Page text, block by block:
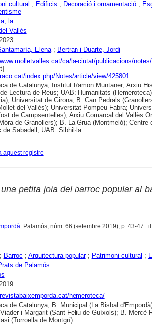
cultural ; Edificis ; Decoració i ornamentació;
la
Vallès
Elena; Bertran i Duarte, Jordi
ca/la-ciutat/publicacions/
index.php/Notes/article/view/425801
de Catalunya; Institut Ramon Muntaner; Arxiu
Lectura de Reus; UAB: Humanitats
Universitat de Girona; B. Can Pedrals
del Vallès); Universitat Pompeu Fabra;
de Campsentelles); Arxiu Comarcal del Vallès
de Granollers); B. La Grua (Montmeló); Centre
de Sabadell; UAB: Sibhil·la
aquest registre
petita joia del barroc popular al
. Palamós, núm. 66 (setembre 2019), p. 43-47 :
; Barroc ; Arquitectura popular; Patrimoni cultural ;
de Palamós
hemeroteca/
de Catalunya; B. Municipal (La Bisbal
i Margarit (Sant Feliu de Guíxols); B. Mercè
(Torroella de Montgrí)